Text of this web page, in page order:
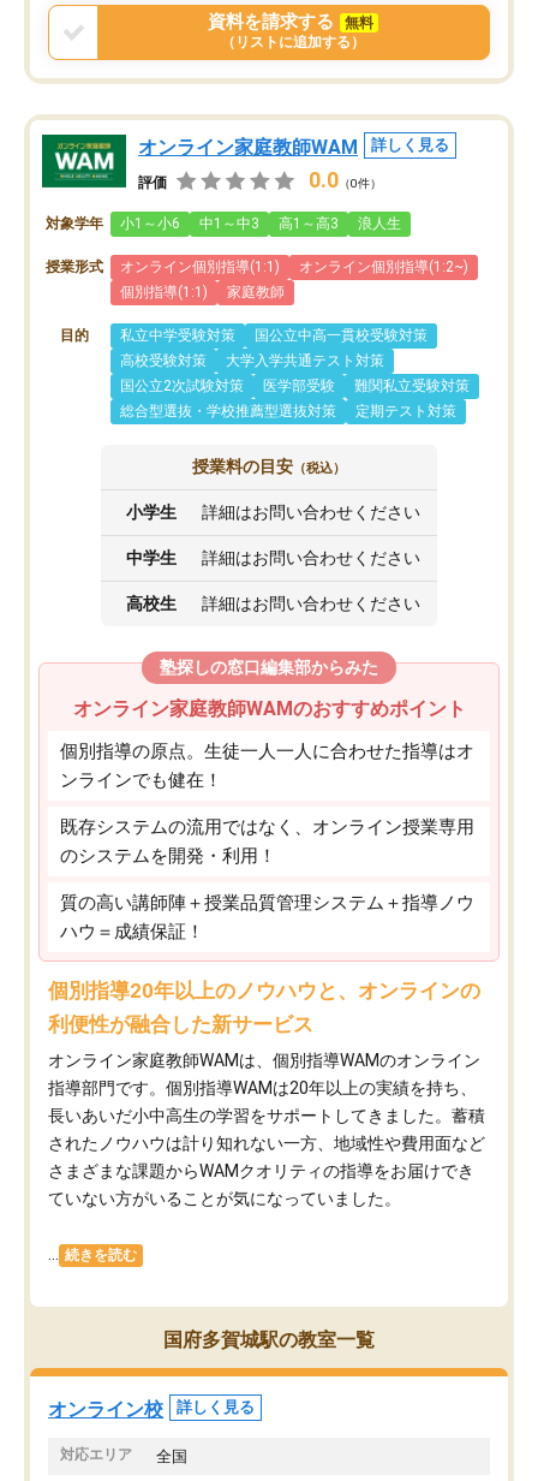
資料を請求する
無料
（リストに追加する）
オンライン家庭教師WAM 詳しく見る
評価 0.0 （0件）
対象学年 小1～小6 中1～中3 高1～高3 浪人生
授業形式 オンライン個別指導(1:1)
オンライン個別指導(1:2~)
個別指導(1:1)
家庭教師
目的 私立中学受験対策
国公立中高一貫校受験対策
高校受験対策
大学入学共通テスト対策
国公立2次試験対策
医学部受験
難関私立受験対策
総合型選抜・学校推薦型選抜対策
定期テスト対策
授業料の目安 （税込）
小学生 詳細はお問い合わせください
中学生 詳細はお問い合わせください
高校生 詳細はお問い合わせください
塾探しの窓口編集部からみた
オンライン家庭教師WAMのおすすめポイント
個別指導の原点。生徒一人一人に合わせた指導はオ
ンラインでも健在！
既存システムの流用ではなく、オンライン授業専用
のシステムを開発・利用！
質の高い講師陣＋授業品質管理システム＋指導ノウ
ハウ＝成績保証！
個別指導20年以上のノウハウと、オンラインの
利便性が融合した新サービス
オンライン家庭教師WAMは、個別指導WAMのオンライン
指導部門です。個別指導WAMは20年以上の実績を持ち、
長いあいだ小中高生の学習をサポートしてきました。蓄積
されたノウハウは計り知れない一方、地域性や費用面など
さまざまな課題からWAMクオリティの指導をお届けでき
ていない方がいることが気になっていました。
続きを読む
国府多賀城駅の教室一覧
オンライン校 詳しく見る
対応エリア 全国